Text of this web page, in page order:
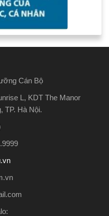
Cán Bộ
L, KDT The Manor
TP. Hà Nội.